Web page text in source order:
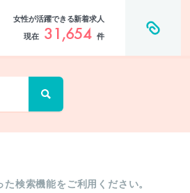
女性が活躍できる新着求人
現在 31,654 件
検索機能をご利用ください。